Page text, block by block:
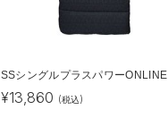
SSシングルプラスパワーONLINE
¥13,860 (税込)